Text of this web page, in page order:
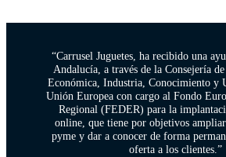
“Carrusel Juguetes, ha recibido una
Andalucía, a través de la Consejería
Económica, Industria, Conocimiento y
Unión Europea con cargo al Fondo
Regional (FEDER) para la
online, que tiene por objetivos
pyme y dar a conocer de forma
oferta a los clientes.”